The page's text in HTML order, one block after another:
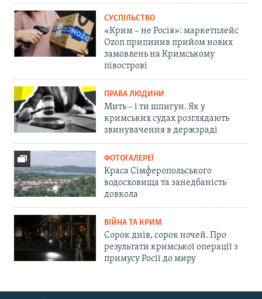
СУСПІЛЬСТВО
«Крим – не Росія»: маркетплейс
Ozon припинив прийом нових
замовлень на Кримському
півострові
ПРАВА ЛЮДИНИ
Мить – і ти шпигун. Як у
кримських судах розглядають
звинувачення в держзраді
ФОТОГАЛЕРЕЇ
Краса Сімферопольського
водосховища та занедбаність
довкола
ВІЙНА ТА КРИМ
Сорок днів, сорок ночей. Про
результати кримської операції з
примусу Росії до миру